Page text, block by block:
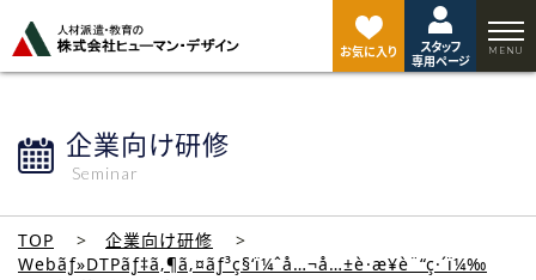
お気に入り
スタッフ
専用ページ
企業向け研修
Seminar
TOP
企業向け研修
Webãƒ»DTPãƒ‡ã‚¶ã‚¤ãƒ³ç§‘ï¼ˆå…¬å…±è·æ¥­è¨“ç·´ï¼‰
ジ
ト